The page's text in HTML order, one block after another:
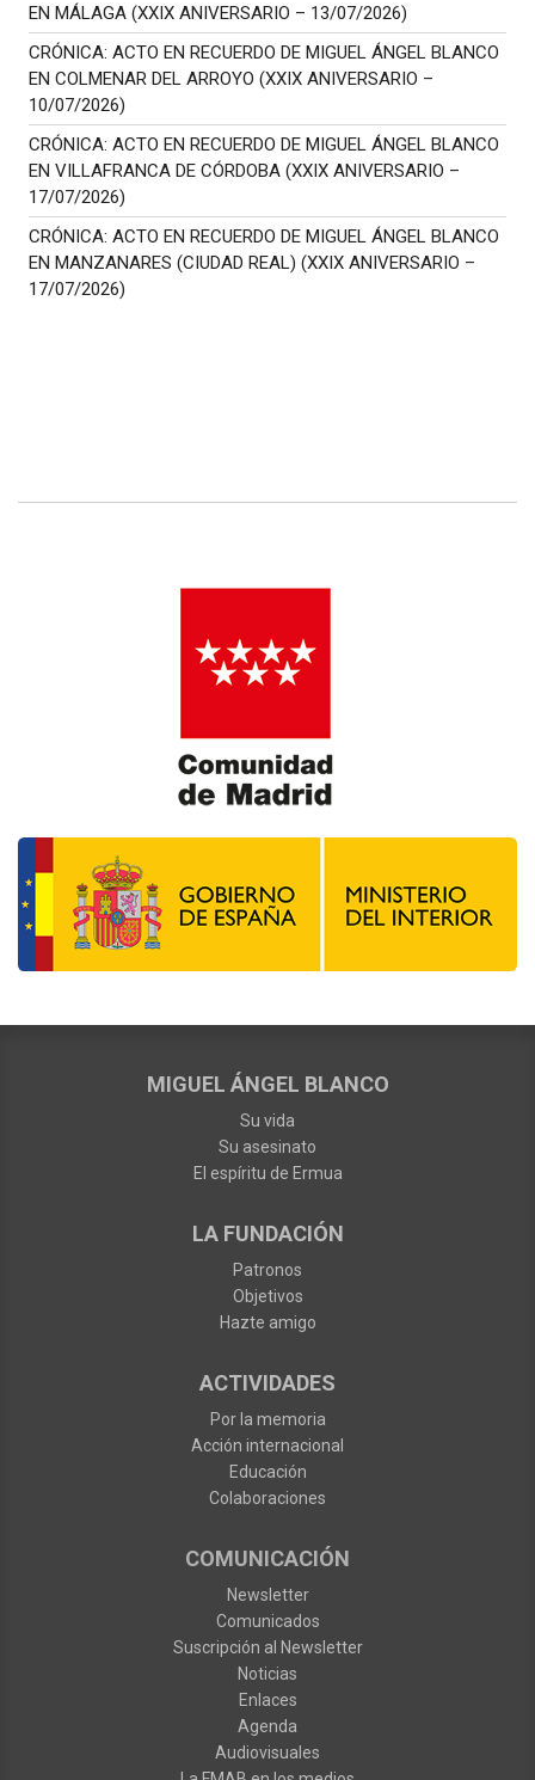
EN MÁLAGA (XXIX ANIVERSARIO – 13/07/2026)
CRÓNICA: ACTO EN RECUERDO DE MIGUEL ÁNGEL BLANCO
EN COLMENAR DEL ARROYO (XXIX ANIVERSARIO –
10/07/2026)
CRÓNICA: ACTO EN RECUERDO DE MIGUEL ÁNGEL BLANCO
EN VILLAFRANCA DE CÓRDOBA (XXIX ANIVERSARIO –
17/07/2026)
CRÓNICA: ACTO EN RECUERDO DE MIGUEL ÁNGEL BLANCO
EN MANZANARES (CIUDAD REAL) (XXIX ANIVERSARIO –
17/07/2026)
MIGUEL ÁNGEL BLANCO
Su vida
Su asesinato
El espíritu de Ermua
LA FUNDACIÓN
Patronos
Objetivos
Hazte amigo
ACTIVIDADES
Por la memoria
Acción internacional
Educación
Colaboraciones
COMUNICACIÓN
Newsletter
Comunicados
Suscripción al Newsletter
Noticias
Enlaces
Agenda
Audiovisuales